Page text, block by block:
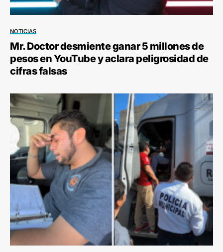
NOTICIAS
Mr. Doctor desmiente ganar 5 millones de
pesos en YouTube y aclara peligrosidad de
cifras falsas